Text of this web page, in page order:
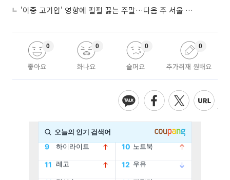
'이중 고기압' 영향에 펄펄 끓는 주말…다음 주 서울 포함 서쪽이 더 덥다
좋아요
0
화나요
0
슬퍼요
0
추가취재 원해요
0